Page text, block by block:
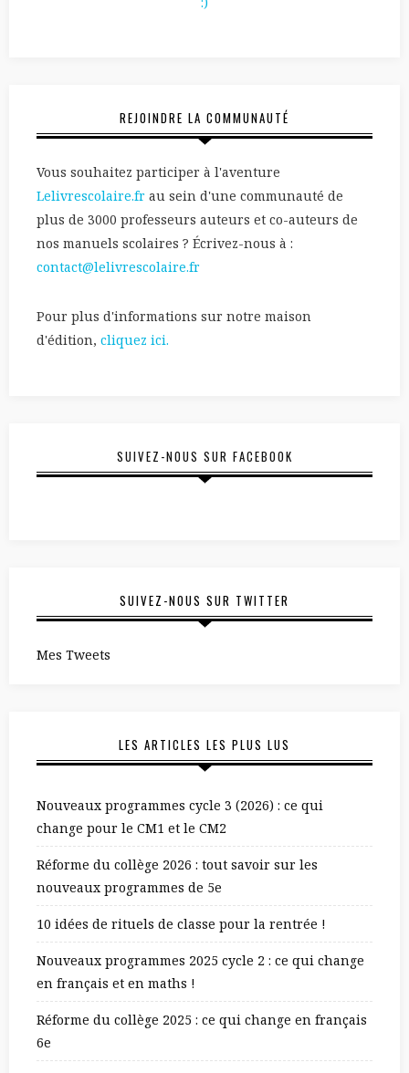
REJOINDRE LA COMMUNAUTÉ
Vous souhaitez participer à l'aventure
Lelivrescolaire.fr au sein d'une communauté de
plus de 3000 professeurs auteurs et co-auteurs de
nos manuels scolaires ? Écrivez-nous à :
contact@lelivrescolaire.fr
Pour plus d'informations sur notre maison
d'édition, cliquez ici.
SUIVEZ-NOUS SUR FACEBOOK
SUIVEZ-NOUS SUR TWITTER
Mes Tweets
LES ARTICLES LES PLUS LUS
Nouveaux programmes cycle 3 (2026) : ce qui
change pour le CM1 et le CM2
Réforme du collège 2026 : tout savoir sur les
nouveaux programmes de 5e
10 idées de rituels de classe pour la rentrée !
Nouveaux programmes 2025 cycle 2 : ce qui change
en français et en maths !
Réforme du collège 2025 : ce qui change en français
6e